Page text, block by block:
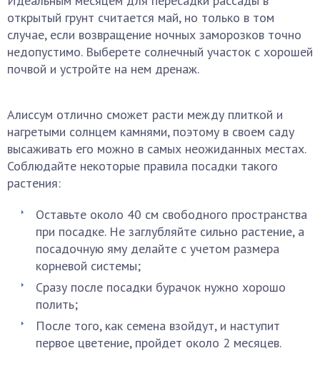
открытый грунт считается май, но только в том
случае, если возвращение ночных заморозков точно
недопустимо. Выберете солнечный участок с хорошей
почвой и устройте на нем дренаж.
Алиссум отлично сможет расти между плиткой и
нагретыми солнцем камнями, поэтому в своем саду
высаживать его можно в самых неожиданных местах.
Соблюдайте некоторые правила посадки такого
растения:
Оставьте около 40 см свободного пространства
при посадке. Не заглубляйте сильно растение, а
посадочную яму делайте с учетом размера
корневой системы;
Сразу после посадки бурачок нужно хорошо
полить;
После того, как семена взойдут, и наступит
первое цветение, пройдет около 2 месяцев.